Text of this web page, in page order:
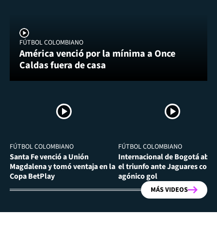
FÚTBOL COLOMBIANO
América venció por la mínima a Once
Caldas fuera de casa
FÚTBOL COLOMBIANO
Santa Fe venció a Unión
Magdalena y tomó ventaja en la
Copa BetPlay
FÚTBOL COLOMBIANO
Internacional de Bogotá
el triunfo ante Jaguares con
agónico gol
MÁS VIDEOS